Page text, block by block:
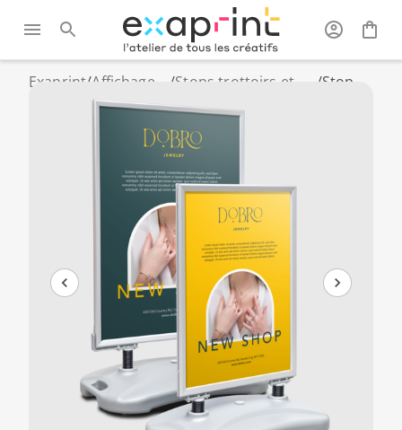
Exaprint/Affichage
publicitaire
/Stops trottoirs et
chevalets
/Stop